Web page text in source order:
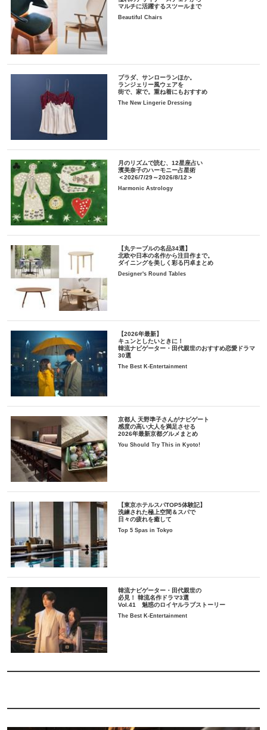
マルチに活躍するスツールまで
Beautiful Chairs
プラダ、サンローランほか。
ランジェリー風ウェアを
街で、家で。重ね着にもおすすめ
The New Lingerie Dressing
月のリズムで読む、12星座占い
濱美奈子のハーモニー占星術
＜2026/7/29～2026/8/12＞
Harmonic Astrology
【丸テーブルの名品34選】
北欧や日本の名作から注目作まで。
ダイニングを美しく彩る円卓まとめ
Designer's Round Tables
【2026年最新】
キュンとしたいときに！
韓流ナビゲーター・田代親世のおすすめ恋愛ドラマ
30選
The Best K-Entertainment
京都人 天野準子さんがナビゲート
感度の高い大人を満足させる
2026年最新京都グルメまとめ
You Should Try This in Kyoto!
【東京ホテルスパTOP5体験記】
洗練された極上空間＆スパで
日々の疲れを癒して
Top 5 Spas in Tokyo
韓流ナビゲーター・田代親世の
必見！ 韓流名作ドラマ3選
Vol.41 魅惑のロイヤルラブストーリー
The Best K-Entertainment